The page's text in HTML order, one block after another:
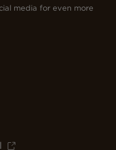
media for even more